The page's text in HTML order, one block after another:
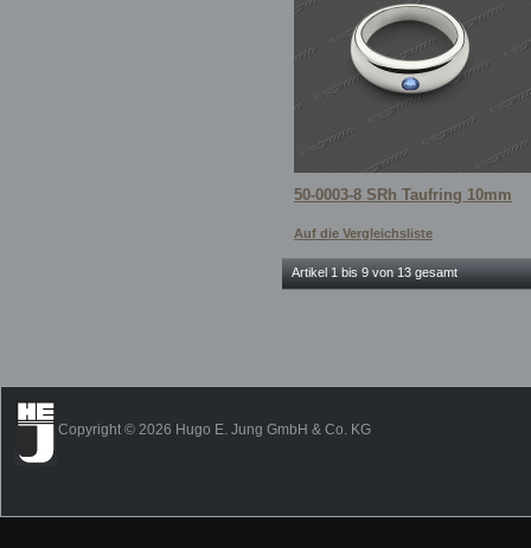
50-0003-8 SRh Taufring 10mm
Auf die Vergleichsliste
Artikel 1 bis 9 von 13 gesamt
Copyright © 2026 Hugo E. Jung GmbH & Co. KG